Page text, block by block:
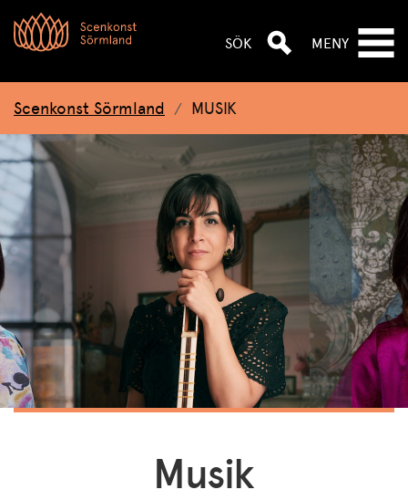
SÖK MENY
Scenkonst Sörmland MUSIK
Musik